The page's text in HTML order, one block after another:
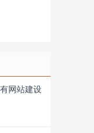
网站建设